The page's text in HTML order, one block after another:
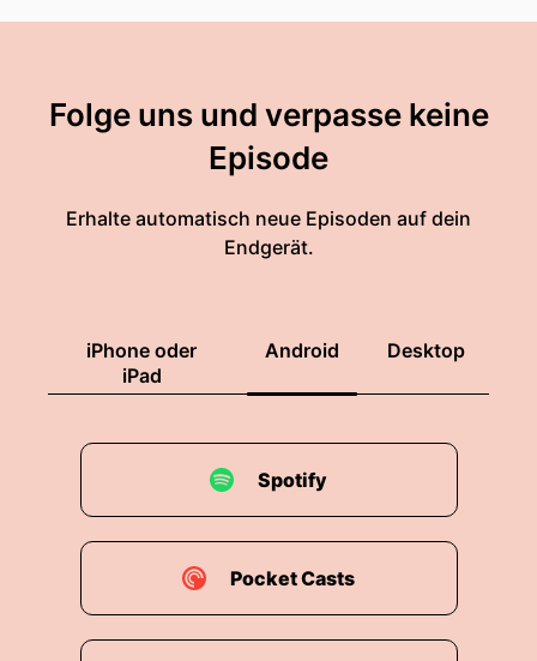
Folge uns und verpasse keine
Episode
Erhalte automatisch neue Episoden auf dein
Endgerät.
iPhone oder
iPad
Android Desktop
Spotify
Pocket Casts